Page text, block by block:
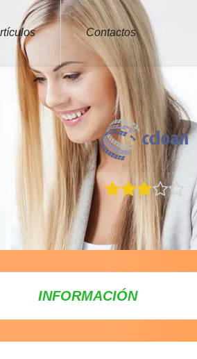
Contactos
INFORMACIÓN